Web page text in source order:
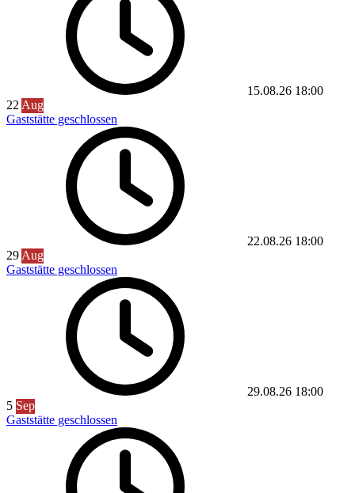
15.08.26 18:00
22 Aug
Gaststätte geschlossen
22.08.26 18:00
29 Aug
Gaststätte geschlossen
29.08.26 18:00
5 Sep
Gaststätte geschlossen